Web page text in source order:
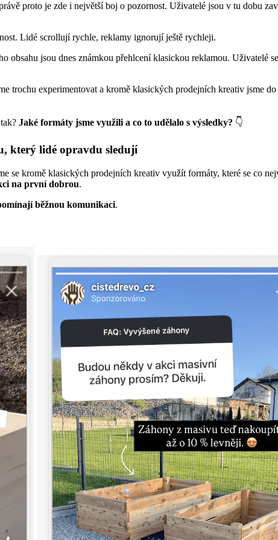
proto je zde i největší boj o pozornost. Uživatelé jsou v tu dobu
Lidé scrollují rychle, reklamy ignorují ještě rychleji.
obsahu jsou dnes známkou přehlcení klasickou reklamou. Uživatelé
trochu experimentovat a kromě klasických prodejních kreativ jsme
Jaké formáty jsme využili a co to udělalo s výsledky? 👇
který lidé opravdu sledují
se kromě klasických prodejních kreativ využít formáty, které se co
na první dobrou.
běžnou komunikaci.